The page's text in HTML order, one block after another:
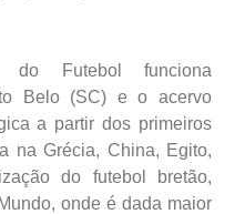
Futebol funciona
Belo (SC) e o acervo
a partir dos primeiros
na Grécia, China, Egito,
do futebol bretão,
onde é dada maior